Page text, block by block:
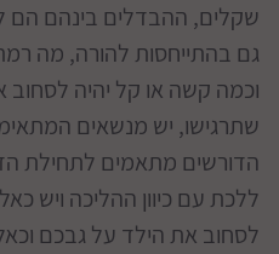
שקלים, ההבדלים בינהם הם
גם בהתייחסות להורה, מה
וכמה קשה או קל יהיה
שתרגישו, יש מנשאים
הדורשים מתאמים לתחילת
ללכת עם כיוון ההליכה ויש
לסחוב את הילד על גבכם